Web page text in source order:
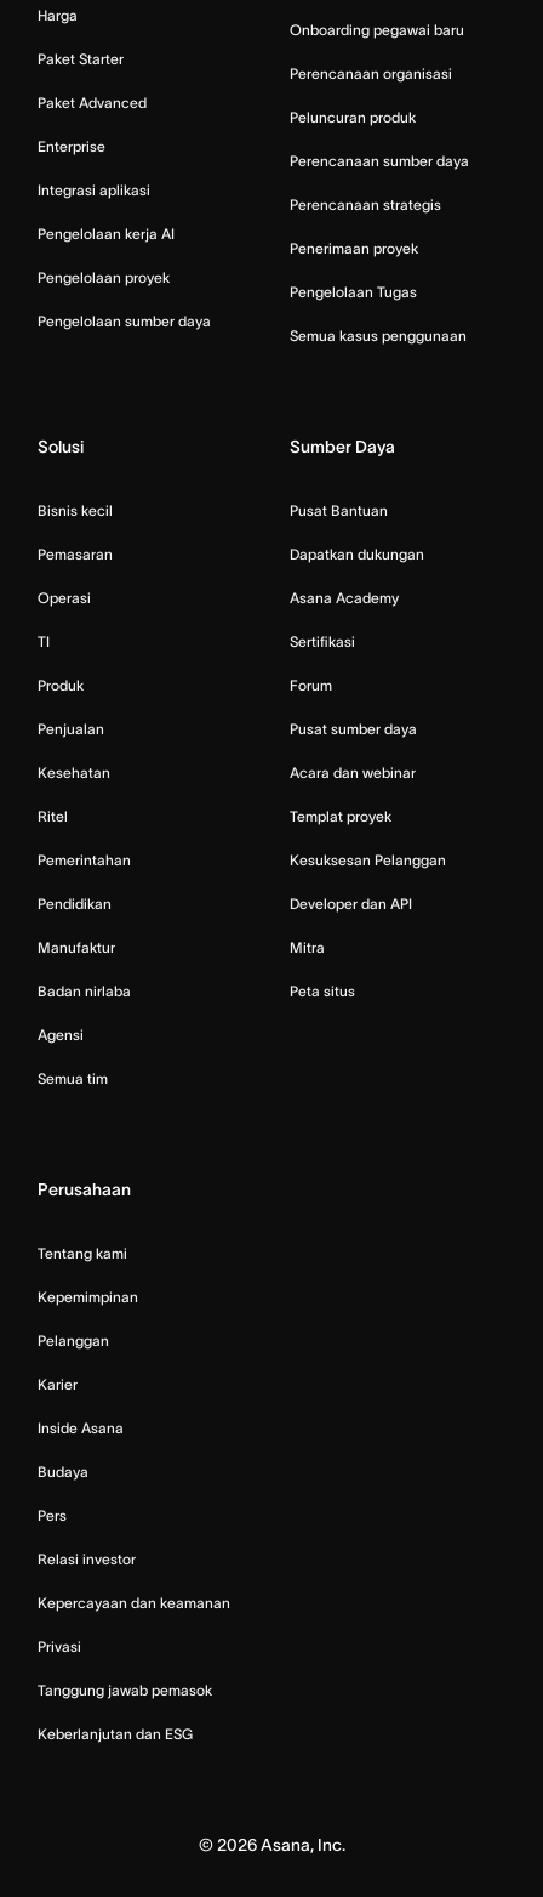
Harga
Paket Starter
Paket Advanced
Enterprise
Integrasi aplikasi
Pengelolaan kerja AI
Pengelolaan proyek
Pengelolaan sumber daya
Onboarding pegawai baru
Perencanaan organisasi
Peluncuran produk
Perencanaan sumber daya
Perencanaan strategis
Penerimaan proyek
Pengelolaan Tugas
Semua kasus penggunaan
Solusi
Bisnis kecil
Pemasaran
Operasi
TI
Produk
Penjualan
Kesehatan
Ritel
Pemerintahan
Pendidikan
Manufaktur
Badan nirlaba
Agensi
Semua tim
Sumber Daya
Pusat Bantuan
Dapatkan dukungan
Asana Academy
Sertifikasi
Forum
Pusat sumber daya
Acara dan webinar
Templat proyek
Kesuksesan Pelanggan
Developer dan API
Mitra
Peta situs
Perusahaan
Tentang kami
Kepemimpinan
Pelanggan
Karier
Inside Asana
Budaya
Pers
Relasi investor
Kepercayaan dan keamanan
Privasi
Tanggung jawab pemasok
Keberlanjutan dan ESG
©2026Asana, Inc.